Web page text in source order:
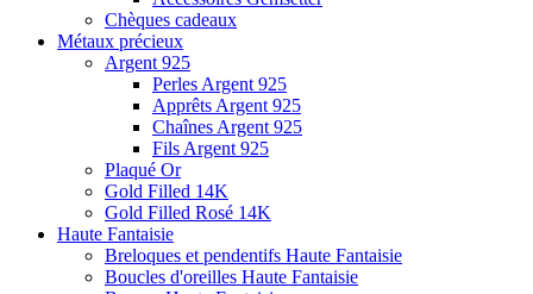
Chèques cadeaux
Métaux précieux
Argent 925
Perles Argent 925
Apprêts Argent 925
Chaînes Argent 925
Fils Argent 925
Plaqué Or
Gold Filled 14K
Gold Filled Rosé 14K
Haute Fantaisie
Breloques et pendentifs Haute Fantaisie
Boucles d'oreilles Haute Fantaisie